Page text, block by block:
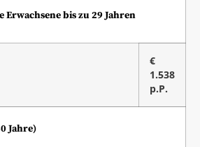
bis zu 29 Jahren
€
1.538
p.P.
Jahre)